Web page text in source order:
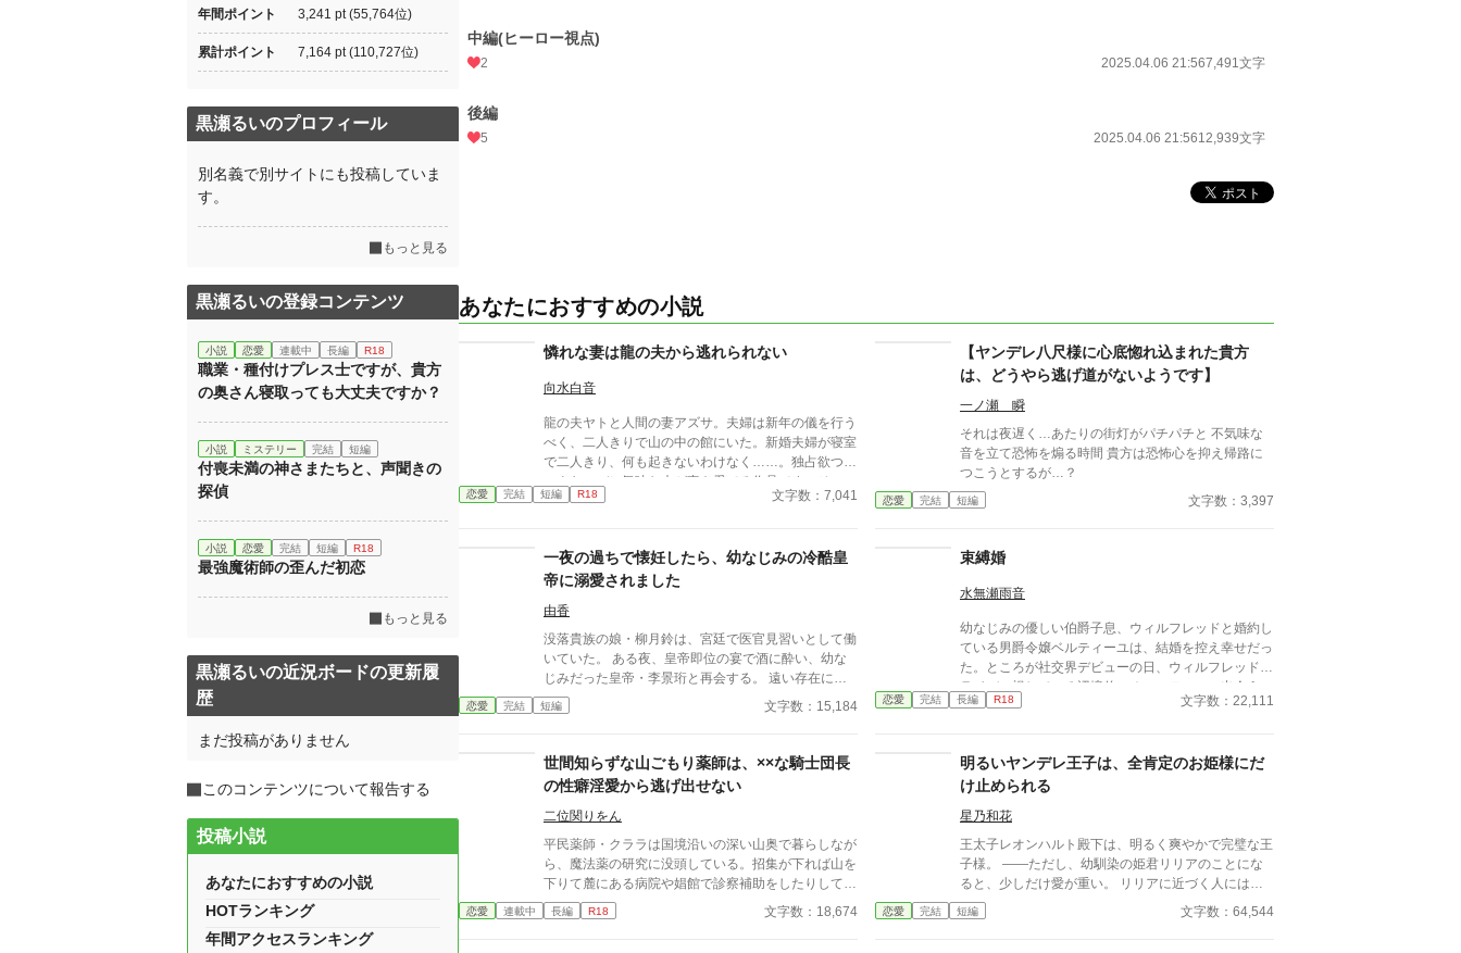
中編(ヒーロー視点)
2 2025.04.06 21:567,491文字
後編
5 2025.04.06 21:5612,939文字
あなたにおすすめの小説
憐れな妻は龍の夫から逃れられない
向水白音
龍の夫ヤトと人間の妻アズサ。夫婦は新年の儀を行う
べく、二人きりで山の中の館にいた。新婚夫婦が寝室
で二人きり、何も起きないわけなく……。独占欲つよ
つよヤンデレ気味な夫が妻を愛でる作品です。そこに
愛はあります。ムーンライトノベルズにも掲載してい
恋愛 完結 短編 R18 文字数：7,041
【ヤンデレ八尺様に心底惚れ込まれた貴方
は、どうやら逃げ道がないようです】
一ノ瀬 瞬
それは夜遅く…あたりの街灯がパチパチと 不気味な
音を立て恐怖を煽る時間 貴方は恐怖心を抑え帰路に
つこうとするが…？
恋愛 完結 短編 文字数：3,397
一夜の過ちで懐妊したら、幼なじみの冷酷皇
帝に溺愛されました
由香
没落貴族の娘・柳月鈴は、宮廷で医官見習いとして働
いていた。 ある夜、皇帝即位の宴で酒に酔い、幼な
じみだった皇帝・李景珩と再会する。 遠い存在にな
ったはずの彼。 けれど、その夜をきっかけに月鈴の
運命は大きく動き出す。 冷酷と恐れられる皇帝が、
恋愛 完結 短編 文字数：15,184
束縛婚
水無瀬雨音
幼なじみの優しい伯爵子息、ウィルフレッドと婚約し
ている男爵令嬢ベルティーユは、結婚を控え幸せだっ
た。ところが社交界デビューの日、ウィルフレッドを
ライバル視している辺境伯のオースティンに出会う。
翌日ベルティーユの屋敷を訪れたオースティンは、彼
恋愛 完結 長編 R18 文字数：22,111
世間知らずな山ごもり薬師は、××な騎士団長
の性癖淫愛から逃げ出せない
二位関りをん
平民薬師・クララは国境沿いの深い山奥で暮らしなが
ら、魔法薬の研究に没頭している。招集が下れば山を
下りて麓にある病院や娼館で診察補助をしたりしてい
るが、世間知らずなのに変わりはない。 ある日、山
の中で倒れている男性を発見。彼はなんと騎士団長・
恋愛 連載中 長編 R18 文字数：18,674
明るいヤンデレ王子は、全肯定のお姫様にだ
け止められる
星乃和花
王太子レオンハルト殿下は、明るく爽やかで完璧な王
子様。 ――ただし、幼馴染の姫君リリアのことにな
ると、少しだけ愛が重い。 リリアに近づく人にはに
こやかに圧をかけ、危うく暴走しかけることもしばし
ば。 けれどそんな殿下も、リリアがそっと袖を引け
恋愛 完結 短編 文字数：64,544
年間ポイント 3,241 pt (55,764位)
累計ポイント 7,164 pt (110,727位)
黒瀬るいのプロフィール
別名義で別サイトにも投稿していま
す。
もっと見る
黒瀬るいの登録コンテンツ
小説 恋愛 連載中 長編 R18
職業・種付けプレス士ですが、貴方
の奥さん寝取っても大丈夫ですか？
小説 ミステリー 完結 短編
付喪未満の神さまたちと、声聞きの
探偵
小説 恋愛 完結 短編 R18
最強魔術師の歪んだ初恋
もっと見る
黒瀬るいの近況ボードの更新履
歴
まだ投稿がありません
このコンテンツについて報告する
投稿小説
あなたにおすすめの小説
HOTランキング
年間アクセスランキング